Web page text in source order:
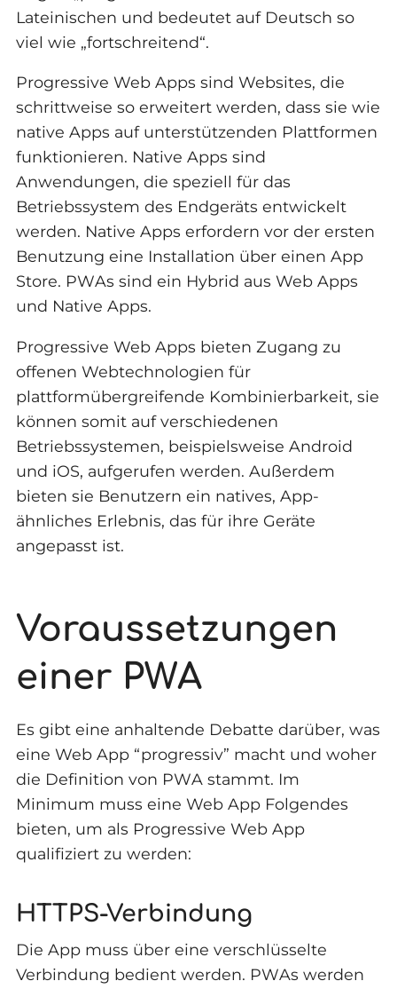
Lateinischen und bedeutet auf Deutsch so
viel wie „fortschreitend“.
Progressive Web Apps sind Websites, die
schrittweise so erweitert werden, dass sie wie
native Apps auf unterstützenden Plattformen
funktionieren. Native Apps sind
Anwendungen, die speziell für das
Betriebssystem des Endgeräts entwickelt
werden. Native Apps erfordern vor der ersten
Benutzung eine Installation über einen App
Store. PWAs sind ein Hybrid aus Web Apps
und Native Apps.
Progressive Web Apps bieten Zugang zu
offenen Webtechnologien für
plattformübergreifende Kombinierbarkeit, sie
können somit auf verschiedenen
Betriebssystemen, beispielsweise Android
und iOS, aufgerufen werden. Außerdem
bieten sie Benutzern ein natives, App-
ähnliches Erlebnis, das für ihre Geräte
angepasst ist.
Voraussetzungen
einer PWA
Es gibt eine anhaltende Debatte darüber, was
eine Web App “progressiv” macht und woher
die Definition von PWA stammt. Im
Minimum muss eine Web App Folgendes
bieten, um als Progressive Web App
qualifiziert zu werden:
HTTPS-Verbindung
Die App muss über eine verschlüsselte
Verbindung bedient werden. PWAs werden